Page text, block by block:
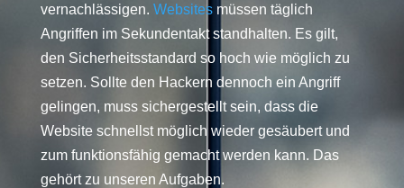
vernachlässigen. Websitesmüssen täglich
Angriffen im Sekundentakt standhalten. Es gilt,
den Sicherheitsstandard so hoch wie möglich zu
setzen. Sollte den Hackern dennoch ein Angriff
gelingen, muss sichergestellt sein, dass die
Website schnellst möglich wieder gesäubert und
zum funktionsfähig gemacht werden kann. Das
gehört zu unseren Aufgaben.